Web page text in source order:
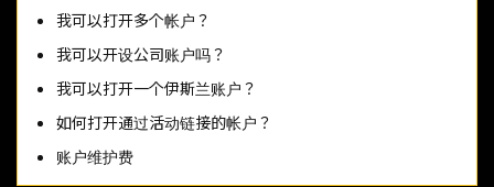
我可以打开多个帐户？
我可以开设公司账户吗？
我可以打开一个伊斯兰账户？
如何打开通过活动链接的帐户？
账户维护费